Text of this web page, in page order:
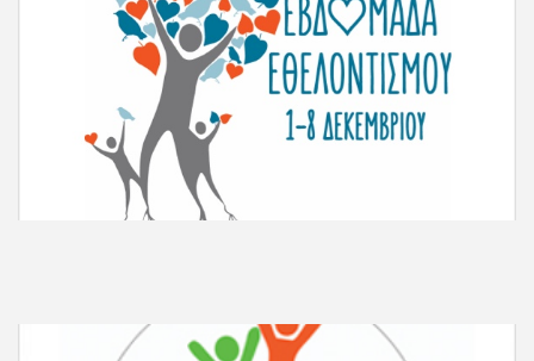
Περισσότερες Πληροφορίες